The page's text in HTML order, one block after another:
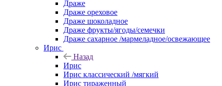
Драже
Драже ореховое
Драже шоколадное
Драже фрукты/ягоды/семечки
Драже сахарное /мармеладное/освежающее
Ирис
Назад
Ирис
Ирис классический /мягкий
Ирис тираженный